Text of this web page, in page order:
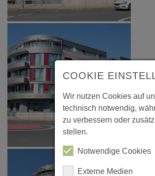
COOKIE
Wir nutzen Cookies auf
technisch notwendig,
zu verbessern oder
stellen.
Notwendige Cookies
Externe Medien